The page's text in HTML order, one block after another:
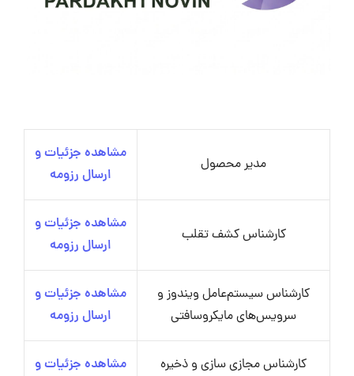
مدیر محصول
مشاهده جزئیات و
ارسال رزومه
کارشناس کشف تقلب
مشاهده جزئیات و
ارسال رزومه
کارشناس سیستم‌عامل ویندوز و
سرویس‌های مایکروسافتی
مشاهده جزئیات و
ارسال رزومه
کارشناس مجازی سازی و ذخیره
مشاهده جزئیات و